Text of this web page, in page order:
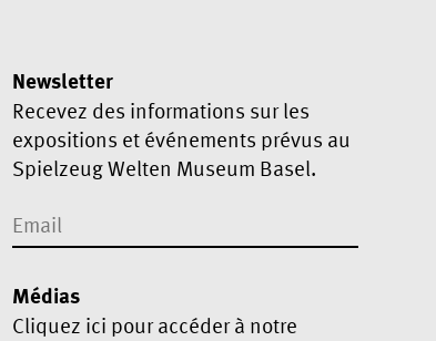
Newsletter
Recevez des informations sur les
expositions et événements prévus au
Spielzeug Welten Museum Basel.
Médias
Cliquez ici pour accéder à notre